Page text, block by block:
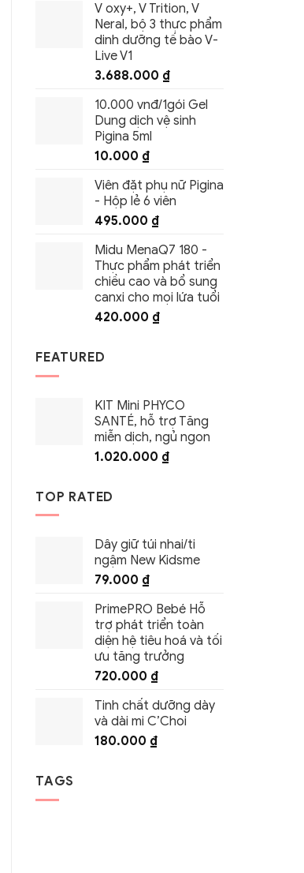
V oxy+, V Trition, V
Neral, bộ 3 thực phẩm
dinh dưỡng tế bào V-
Live V1
3.688.000 ₫
10.000 vnđ/1gói Gel
Dung dịch vệ sinh
Pigina 5ml
10.000 ₫
Viên đặt phụ nữ Pigina
- Hộp lẻ 6 viên
495.000 ₫
Midu MenaQ7 180 -
Thực phẩm phát triển
chiều cao và bổ sung
canxi cho mọi lứa tuổi
420.000 ₫
FEATURED
KIT Mini PHYCO
SANTÉ, hỗ trợ Tăng
miễn dịch, ngủ ngon
1.020.000 ₫
TOP RATED
Dây giữ túi nhai/ti
ngậm New Kidsme
79.000 ₫
PrimePRO Bebé Hỗ
trợ phát triển toàn
diện hệ tiêu hoá và tối
ưu tăng trưởng
720.000 ₫
Tinh chất dưỡng dày
và dài mi C’Choi
180.000 ₫
TAGS